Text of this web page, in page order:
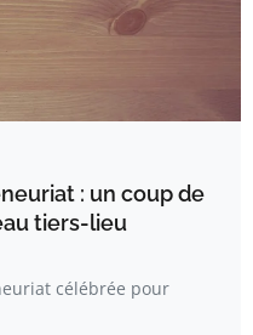
: un coup de
tiers-lieu
célébrée pour